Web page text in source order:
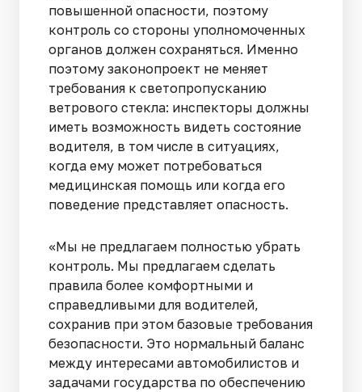
повышенной опасности, поэтому
контроль со стороны уполномоченных
органов должен сохраняться. Именно
поэтому законопроект не меняет
требования к светопропусканию
ветрового стекла: инспекторы должны
иметь возможность видеть состояние
водителя, в том числе в ситуациях,
когда ему может потребоваться
медицинская помощь или когда его
поведение представляет опасность.
«Мы не предлагаем полностью убрать
контроль. Мы предлагаем сделать
правила более комфортными и
справедливыми для водителей,
сохранив при этом базовые требования
безопасности. Это нормальный баланс
между интересами автомобилистов и
задачами государства по обеспечению